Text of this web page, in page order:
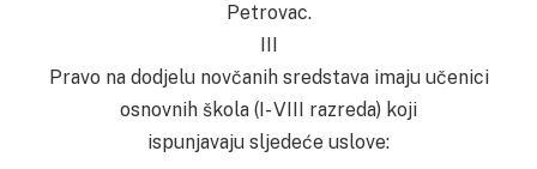
Petrovac.
Pravo na dodjelu novčanih sredstava imaju učenici
osnovnih škola (I- VIII razreda) koji
ispunjavaju sljedeće uslove: